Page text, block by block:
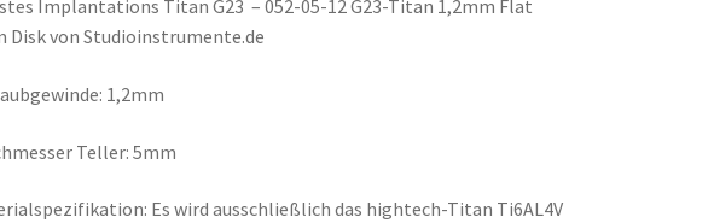
Implantations Titan G23 – 052-05-12 G23-Titan 1,2mm Flat
Disk von Studioinstrumente.de
1,2mm
Teller: 5mm
Es wird ausschließlich das hightech-Titan Ti6AL4V